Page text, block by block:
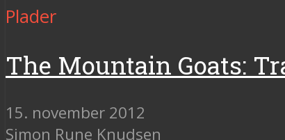
Plader
The Mountain Goats:
15. november 2012
Simon Rune Knudsen